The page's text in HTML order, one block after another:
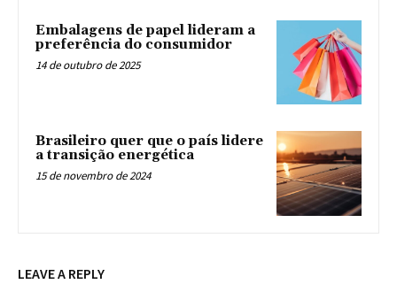
Embalagens de papel lideram a
preferência do consumidor
14 de outubro de 2025
Brasileiro quer que o país lidere
a transição energética
15 de novembro de 2024
LEAVE A REPLY